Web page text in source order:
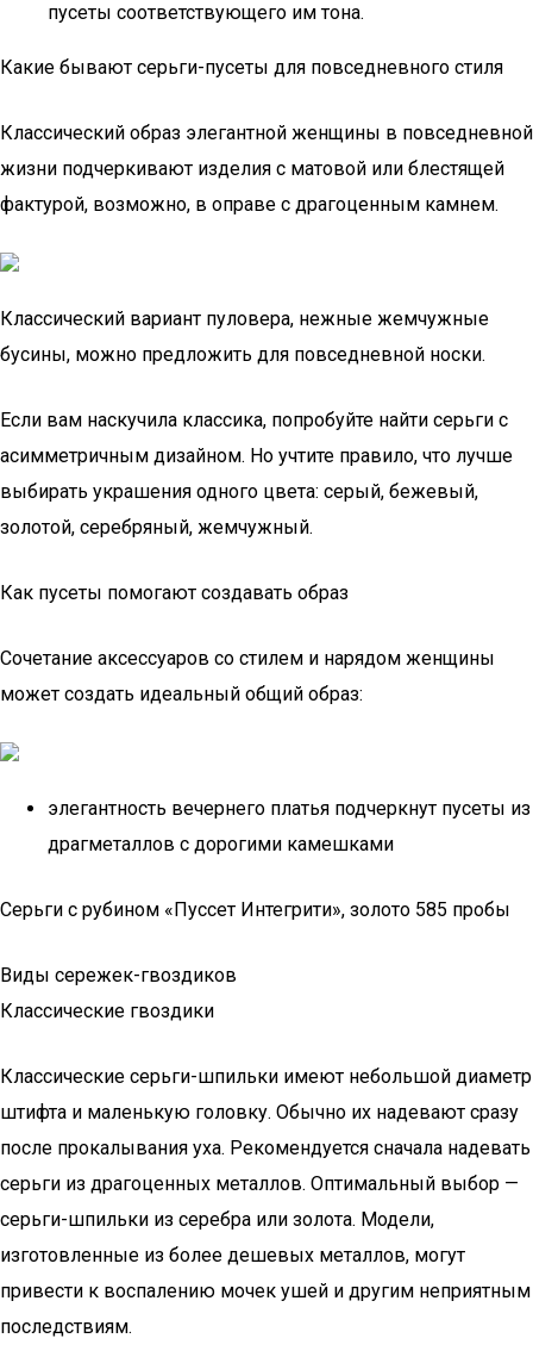
пусеты соответствующего им тона.
Какие бывают серьги-пусеты для повседневного стиля
Классический образ элегантной женщины в повседневной
жизни подчеркивают изделия с матовой или блестящей
фактурой, возможно, в оправе с драгоценным камнем.
Классический вариант пуловера, нежные жемчужные
бусины, можно предложить для повседневной носки.
Если вам наскучила классика, попробуйте найти серьги с
асимметричным дизайном. Но учтите правило, что лучше
выбирать украшения одного цвета: серый, бежевый,
золотой, серебряный, жемчужный.
Как пусеты помогают создавать образ
Сочетание аксессуаров со стилем и нарядом женщины
может создать идеальный общий образ:
элегантность вечернего платья подчеркнут пусеты из
драгметаллов с дорогими камешками
Серьги с рубином «Пуссет Интегрити», золото 585 пробы
Виды сережек-гвоздиков
Классические гвоздики
Классические серьги-шпильки имеют небольшой диаметр
штифта и маленькую головку. Обычно их надевают сразу
после прокалывания уха. Рекомендуется сначала надевать
серьги из драгоценных металлов. Оптимальный выбор —
серьги-шпильки из серебра или золота. Модели,
изготовленные из более дешевых металлов, могут
привести к воспалению мочек ушей и другим неприятным
последствиям.